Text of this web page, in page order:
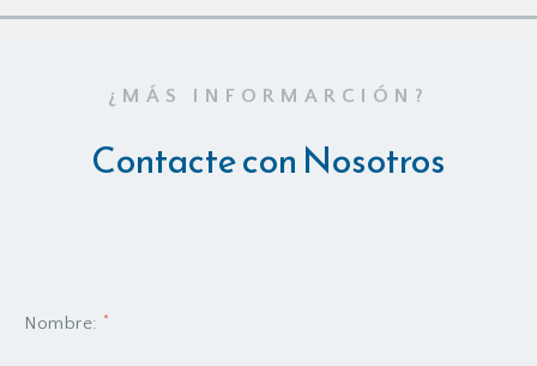
¿MÁS INFORMARCIÓN?
Contacte con Nosotros
Nombre: *